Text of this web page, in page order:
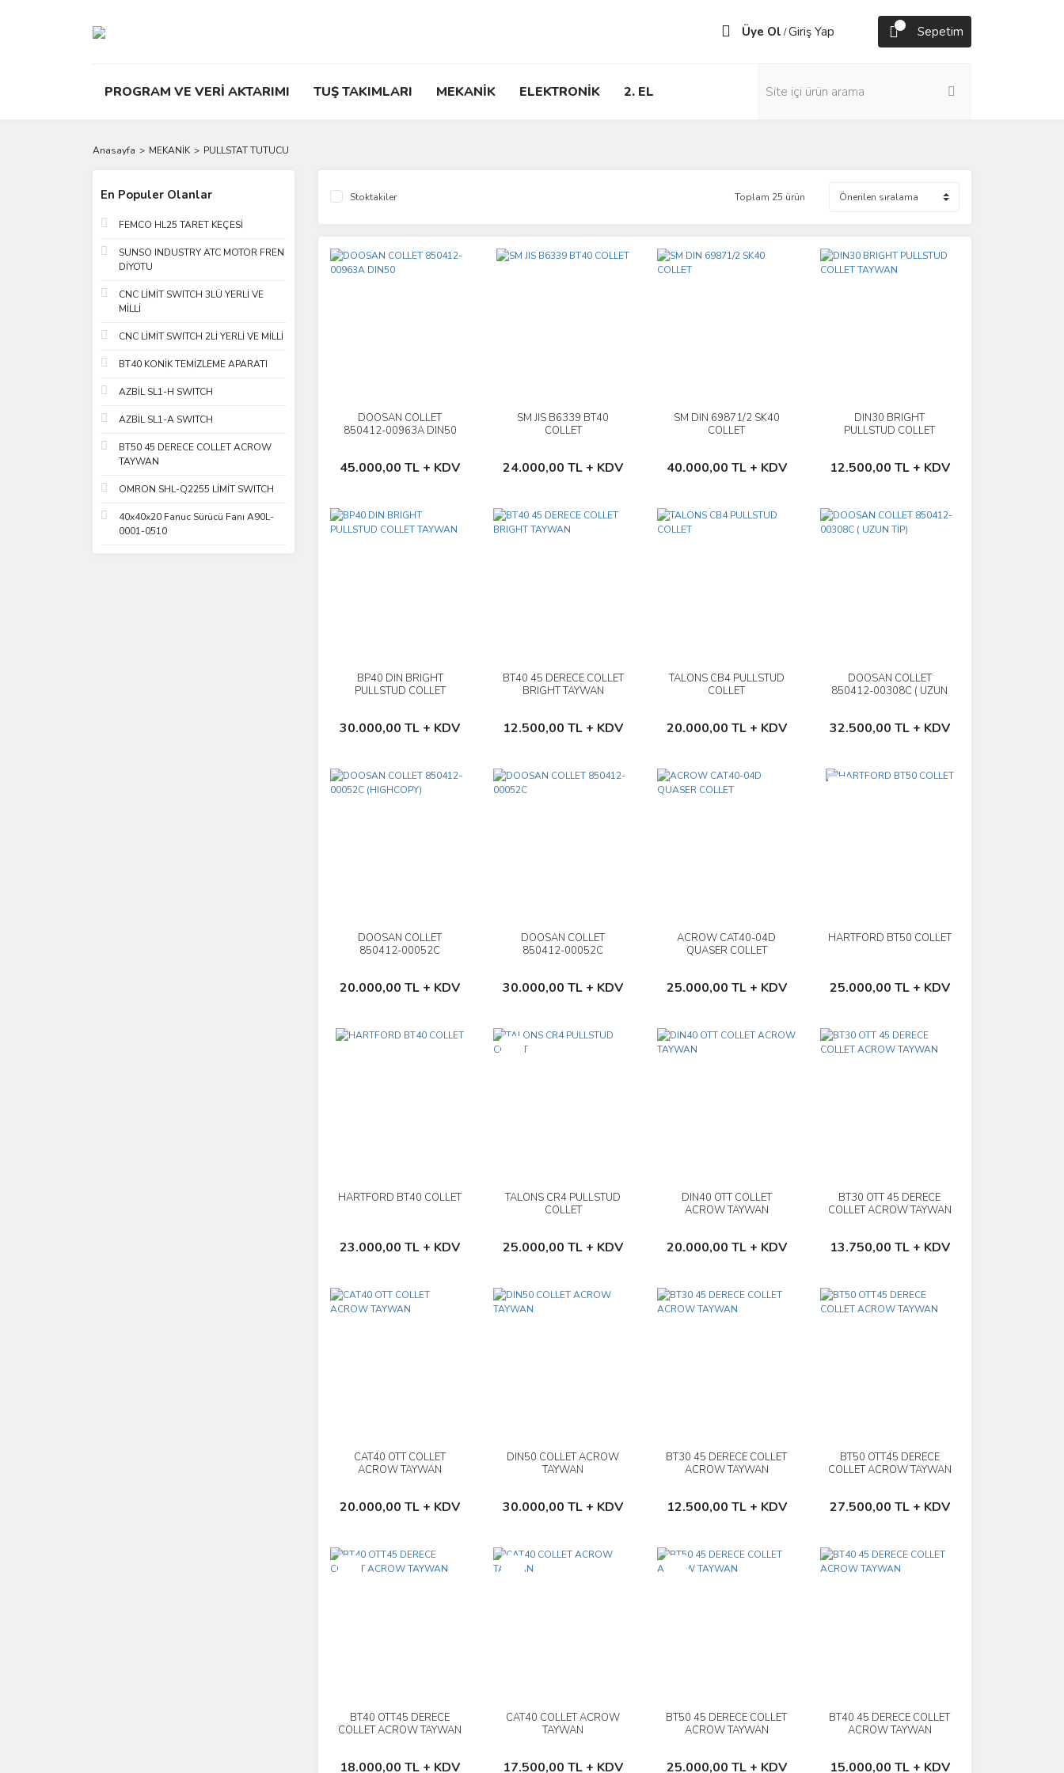
Üye Ol /Giriş Yap Sepetim
PROGRAM VE VERİ AKTARIMI TUŞ TAKIMLARI MEKANİK ELEKTRONİK 2. EL
Anasayfa MEKANİK PULLSTAT TUTUCU
En Populer Olanlar
FEMCO HL25 TARET KEÇESİ
SUNSO INDUSTRY ATC MOTOR FREN
DİYOTU
CNC LİMİT SWITCH 3LÜ YERLİ VE
MİLLİ
CNC LİMİT SWITCH 2Lİ YERLİ VE MİLLİ
BT40 KONİK TEMİZLEME APARATI
AZBİL SL1-H SWITCH
AZBİL SL1-A SWITCH
BT50 45 DERECE COLLET ACROW
TAYWAN
OMRON SHL-Q2255 LİMİT SWITCH
40x40x20 Fanuc Sürücü Fanı A90L-
0001-0510
Stoktakiler Toplam 25 ürün
DOOSAN COLLET
850412-00963A DIN50
45.000,00 TL + KDV
İncele
Sepete Ekle
SM JIS B6339 BT40
COLLET
24.000,00 TL + KDV
İncele
Sepete Ekle
SM DIN 69871/2 SK40
COLLET
40.000,00 TL + KDV
İncele
Sepete Ekle
DIN30 BRIGHT
PULLSTUD COLLET
12.500,00 TL + KDV
İncele
Sepete Ekle
BP40 DIN BRIGHT
PULLSTUD COLLET
30.000,00 TL + KDV
İncele
Sepete Ekle
BT40 45 DERECE COLLET
BRIGHT TAYWAN
12.500,00 TL + KDV
İncele
Sepete Ekle
TALONS CB4 PULLSTUD
COLLET
20.000,00 TL + KDV
İncele
Sepete Ekle
DOOSAN COLLET
850412-00308C ( UZUN
32.500,00 TL + KDV
İncele
Sepete Ekle
DOOSAN COLLET
850412-00052C
20.000,00 TL + KDV
İncele
Sepete Ekle
DOOSAN COLLET
850412-00052C
30.000,00 TL + KDV
İncele
Sepete Ekle
ACROW CAT40-04D
QUASER COLLET
25.000,00 TL + KDV
İncele
Sepete Ekle
HARTFORD BT50 COLLET
25.000,00 TL + KDV
İncele
Sepete Ekle
HARTFORD BT40 COLLET
23.000,00 TL + KDV
İncele
Sepete Ekle
TALONS CR4 PULLSTUD
COLLET
25.000,00 TL + KDV
İncele
Sepete Ekle
DIN40 OTT COLLET
ACROW TAYWAN
20.000,00 TL + KDV
İncele
Sepete Ekle
BT30 OTT 45 DERECE
COLLET ACROW TAYWAN
13.750,00 TL + KDV
İncele
Sepete Ekle
CAT40 OTT COLLET
ACROW TAYWAN
20.000,00 TL + KDV
İncele
Sepete Ekle
DIN50 COLLET ACROW
TAYWAN
30.000,00 TL + KDV
İncele
Sepete Ekle
BT30 45 DERECE COLLET
ACROW TAYWAN
12.500,00 TL + KDV
İncele
Sepete Ekle
BT50 OTT45 DERECE
COLLET ACROW TAYWAN
27.500,00 TL + KDV
İncele
Sepete Ekle
BT40 OTT45 DERECE
COLLET ACROW TAYWAN
18.000,00 TL + KDV
İncele
Sepete Ekle
CAT40 COLLET ACROW
TAYWAN
17.500,00 TL + KDV
İncele
Sepete Ekle
BT50 45 DERECE COLLET
ACROW TAYWAN
25.000,00 TL + KDV
İncele
Sepete Ekle
BT40 45 DERECE COLLET
ACROW TAYWAN
15.000,00 TL + KDV
İncele
Sepete Ekle